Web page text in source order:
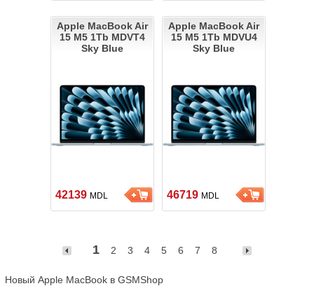
Apple MacBook Air
15 M5 1Tb MDVT4
Sky Blue
42139 MDL
Apple MacBook Air
15 M5 1Tb MDVU4
Sky Blue
46719 MDL
1 2 3 4 5 6 7 8
Новый Apple MacBook в GSMShop